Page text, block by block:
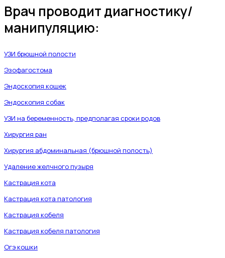
Врач проводит диагностику/
манипуляцию:
УЗИ брюшной полости
Эзофагостома
Эндоскопия кошек
Эндоскопия собак
УЗИ на беременность, предполагая сроки родов
Хирургия ран
Хирургия абдоминальная (брюшной полость)
Удаление желчного пузыря
Кастрация кота
Кастрация кота патология
Кастрация кобеля
Кастрация кобеля патология
Огэ кошки